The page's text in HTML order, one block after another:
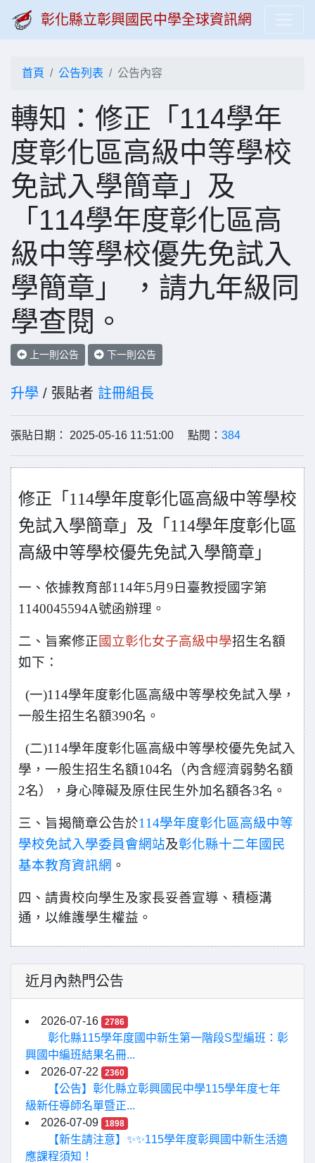
彰化縣立彰興國民中學全球資訊網
首頁 公告列表 公告內容
轉知：修正「114學年
度彰化區高級中等學校
免試入學簡章」及
「114學年度彰化區高
級中等學校優先免試入
學簡章」 ，請九年級同
學查閱。
上一則公告 下一則公告
升學 / 張貼者 註冊組長
張貼日期： 2025-05-16 11:51:00 點閱： 384
修正「114學年度彰化區高級中等學校
免試入學簡章」及「114學年度彰化區
高級中等學校優先免試入學簡章」
一、依據教育部114年5月9日臺教授國字第
1140045594A號函辦理。
二、旨案修正國立彰化女子高級中學招生名額
如下：
(一)114學年度彰化區高級中等學校免試入學，
一般生招生名額390名。
(二)114學年度彰化區高級中等學校優先免試入
學，一般生招生名額104名（內含經濟弱勢名額
2名），身心障礙及原住民生外加名額各3名。
三、旨揭簡章公告於114學年度彰化區高級中等
學校免試入學委員會網站及彰化縣十二年國民
基本教育資訊網 。
四、請貴校向學生及家長妥善宣導、積極溝
通，以維護學生權益。
近月內熱門公告
2026-07-16 2786
彰化縣115學年度國中新生第一階段S型編班：彰
興國中編班結果名冊...
2026-07-22
2360
【公告】彰化縣立彰興國民中學115學年度七年
級新任導師名單暨正...
2026-07-09
1898
【新生請注意】✨✨115學年度彰興國中新生活適
應課程須知！